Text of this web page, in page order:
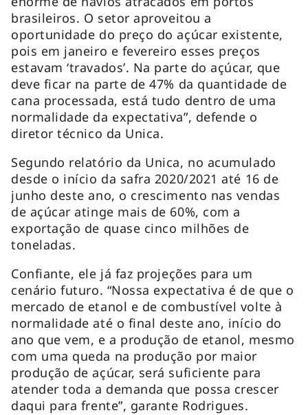
brasileiros. O setor aproveitou a
oportunidade do preço do açúcar existente,
pois em janeiro e fevereiro esses preços
estavam ‘travados’. Na parte do açúcar, que
deve ficar na parte de 47% da quantidade de
cana processada, está tudo dentro de uma
normalidade da expectativa”, defende o
diretor técnico da Unica.
Segundo relatório da Unica, no acumulado
desde o início da safra 2020/2021 até 16 de
junho deste ano, o crescimento nas vendas
de açúcar atinge mais de 60%, com a
exportação de quase cinco milhões de
toneladas.
Confiante, ele já faz projeções para um
cenário futuro. “Nossa expectativa é de que o
mercado de etanol e de combustível volte à
normalidade até o final deste ano, início do
ano que vem, e a produção de etanol, mesmo
com uma queda na produção por maior
produção de açúcar, será suficiente para
atender toda a demanda que possa crescer
daqui para frente”, garante Rodrigues.